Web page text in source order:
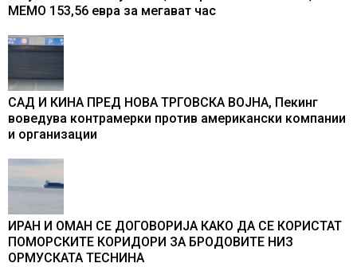
МЕМО 153,56 евра за мегават час
САД И КИНА ПРЕД НОВА ТРГОВСКА ВОЈНА, Пекинг
воведува контрамерки против американски компании
и организации
ИРАН И ОМАН СЕ ДОГОВОРИЈА КАКО ДА СЕ КОРИСТАТ
ПОМОРСКИТЕ КОРИДОРИ ЗА БРОДОВИТЕ НИЗ
ОРМУСКАТА ТЕСНИНА